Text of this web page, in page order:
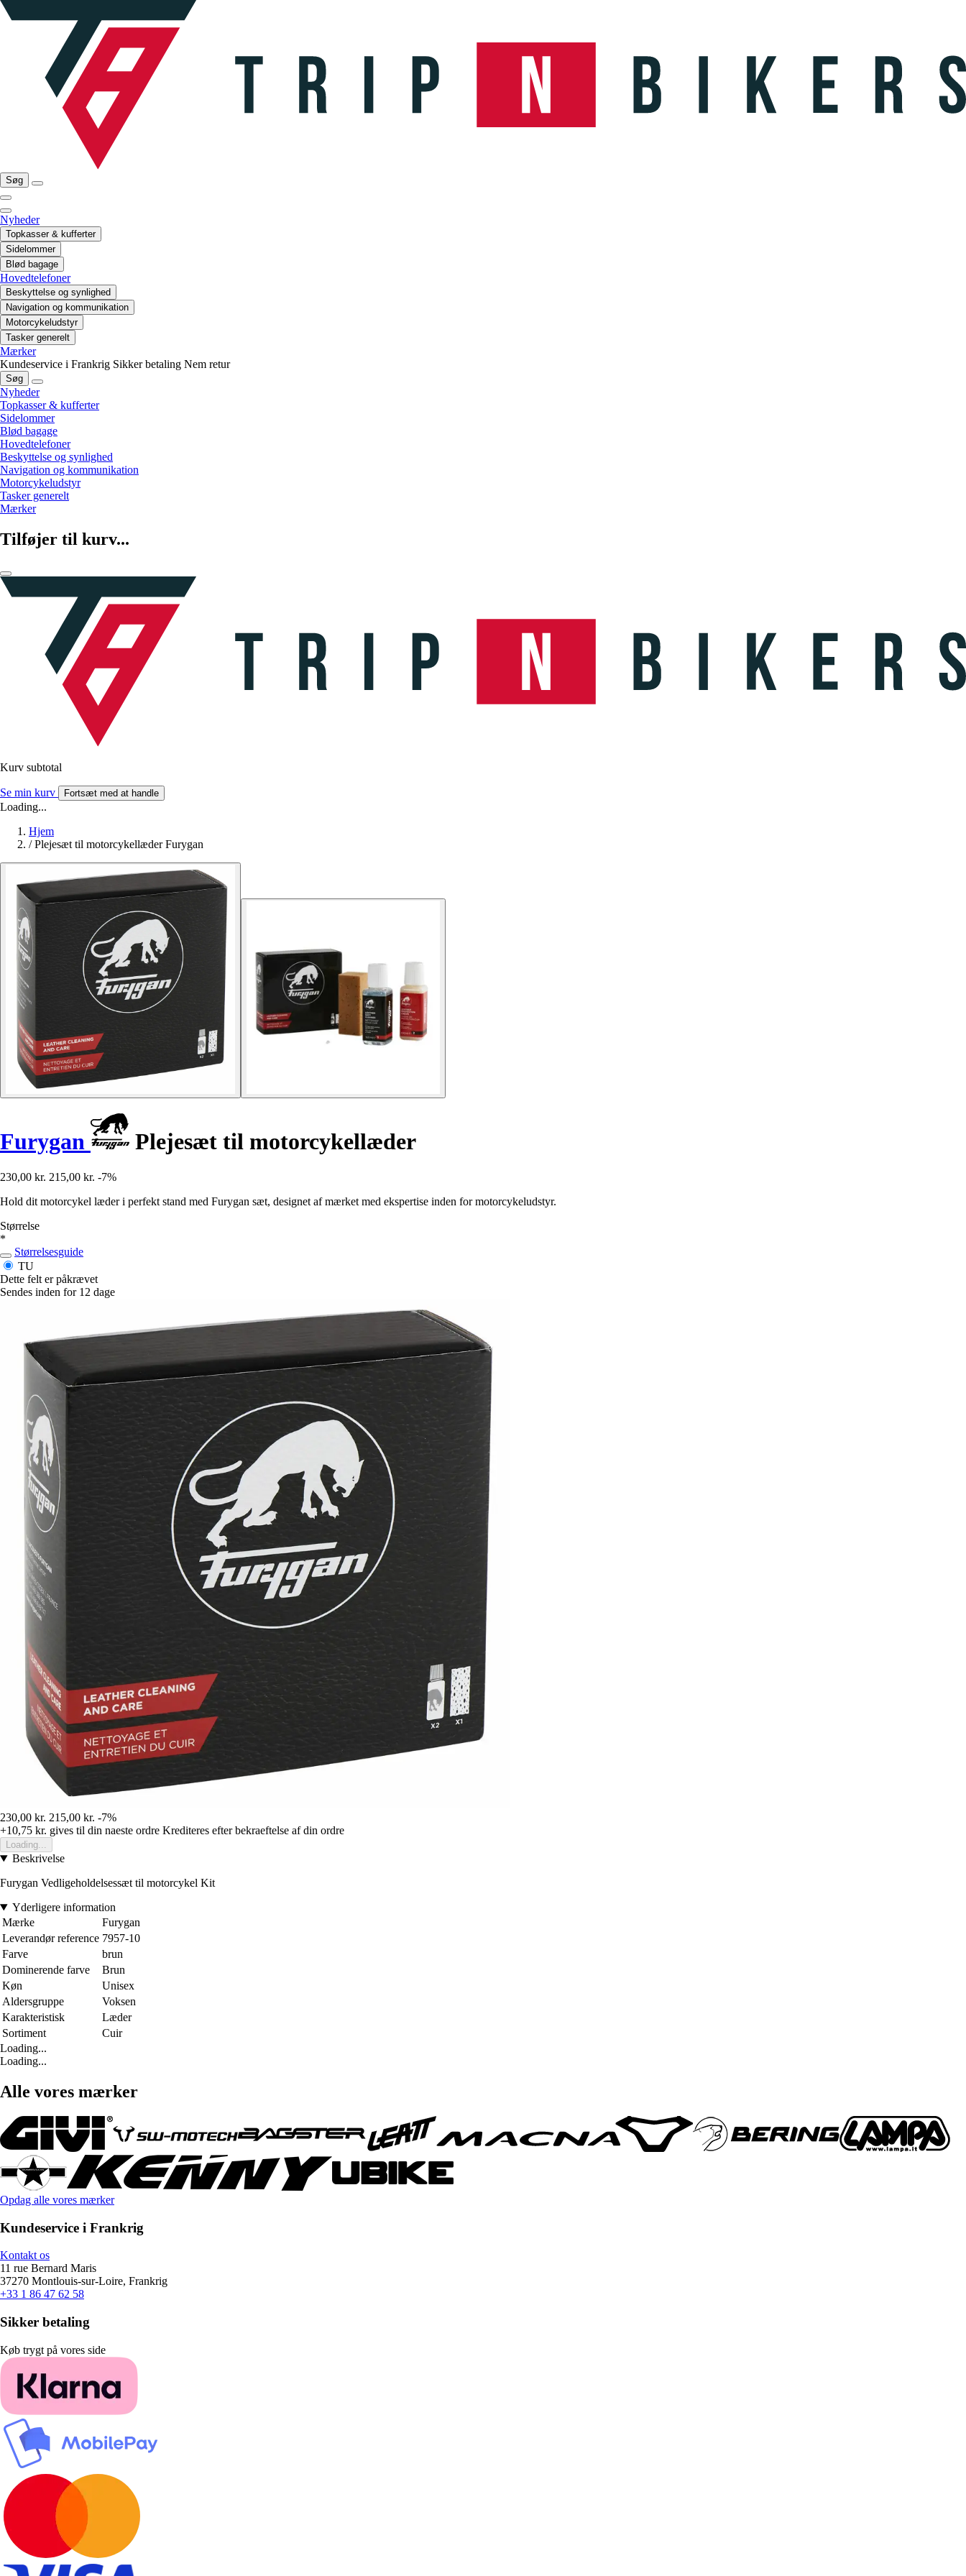
Søg
Nyheder
Topkasser & kufferter
Sidelommer
Blød bagage
Hovedtelefoner
Beskyttelse og synlighed
Navigation og kommunikation
Motorcykeludstyr
Tasker generelt
Mærker
Kundeservice i Frankrig Sikker betaling Nem retur
Søg
Nyheder
Topkasser & kufferter
Sidelommer
Blød bagage
Hovedtelefoner
Beskyttelse og synlighed
Navigation og kommunikation
Motorcykeludstyr
Tasker generelt
Mærker
Tilføjer til kurv...
Kurv subtotal
Se min kurv Fortsæt med at handle
Loading...
Hjem
/ Plejesæt til motorcykellæder Furygan
Furygan Plejesæt til motorcykellæder
230,00 kr. 215,00 kr. -7%
Hold dit motorcykel læder i perfekt stand med Furygan sæt, designet af mærket med ekspertise inden for motorcykeludstyr.
Størrelse
*
Størrelsesguide
TU
Dette felt er påkrævet
Sendes inden for 12 dage
230,00 kr. 215,00 kr. -7%
+10,75 kr. gives til din naeste ordre Krediteres efter bekraeftelse af din ordre
Loading...
Beskrivelse
Furygan Vedligeholdelsessæt til motorcykel Kit
Yderligere information
Mærke
Furygan
Leverandør reference 7957-10
Farve
brun
Dominerende farve
Brun
Køn
Unisex
Aldersgruppe
Voksen
Karakteristisk
Læder
Sortiment
Cuir
Loading...
Loading...
Alle vores mærker
Opdag alle vores mærker
Kundeservice i Frankrig
Kontakt os
11 rue Bernard Maris
37270 Montlouis-sur-Loire, Frankrig
+33 1 86 47 62 58
Sikker betaling
Køb trygt på vores side